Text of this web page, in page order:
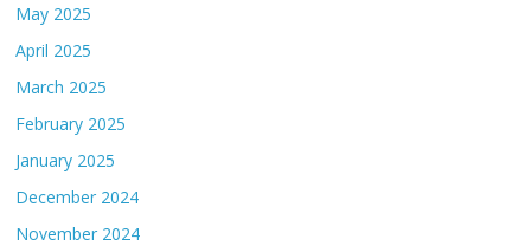
May 2025
April 2025
March 2025
February 2025
January 2025
December 2024
November 2024